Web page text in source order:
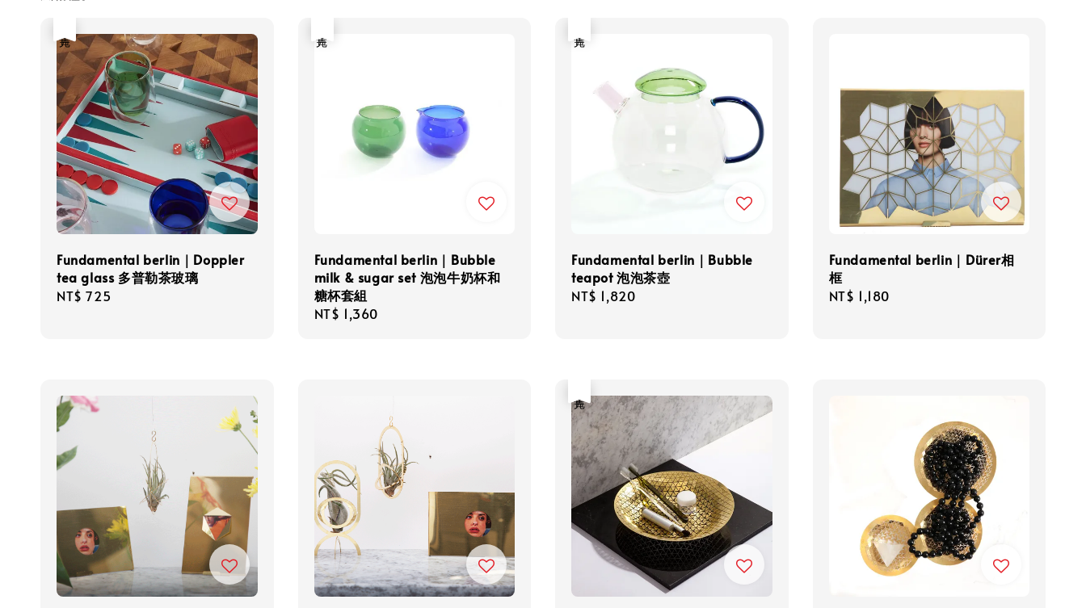
Fundamental berlin｜Doppler
tea glass 多普勒茶玻璃
Regular
NT$ 725
Fundamental berlin｜Bubble
milk & sugar set 泡泡牛奶杯和
糖杯套組
Regular
NT$ 1,360
Fundamental berlin｜Bubble
teapot 泡泡茶壺
Regular
NT$ 1,820
Fundamental berlin｜Dürer相
框
Regular
NT$ 1,180